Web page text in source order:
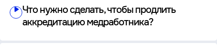
Что нужно сделать, чтобы продлить
аккредитацию медработника?